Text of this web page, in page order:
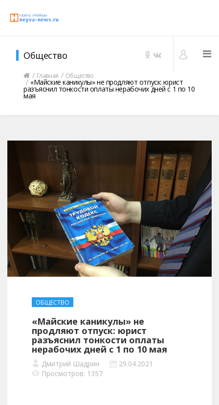
Общество
Главная Общество
«Майские каникулы» не продляют отпуск: юрист
разъяснил тонкости оплаты нерабочих дней с 1 по 10
мая
ОБЩЕСТВО
«Майские каникулы» не
продляют отпуск: юрист
разъяснил тонкости оплаты
нерабочих дней с 1 по 10 мая
Дмитрий Шадрин
29.04.2021
Просмотров: 1357